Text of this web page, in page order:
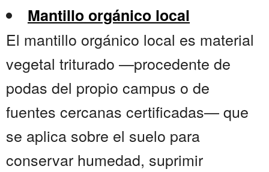
Mantillo orgánico local
El mantillo orgánico local es material
vegetal triturado —procedente de
podas del propio campus o de
fuentes cercanas certificadas— que
se aplica sobre el suelo para
conservar humedad, suprimir